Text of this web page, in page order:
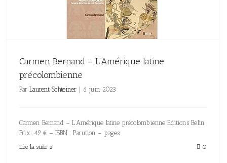
Carmen Bernand – L’Amérique latine
précolombienne
Par Laurent Schteiner 6 juin 2023
Carmen Bernand – L’Amérique latine précolombienne Editions Belin
Prix: 49 € – ISBN : Parution – pages
Lire la suite 0